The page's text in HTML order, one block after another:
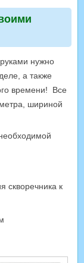
нужно
а также
времени! Все
шириной
скворечника к